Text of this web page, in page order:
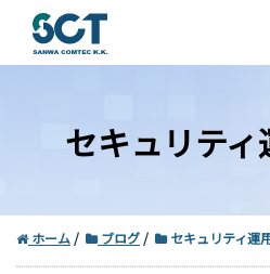
セキュリテ
ホーム ブログ セキュリティ運